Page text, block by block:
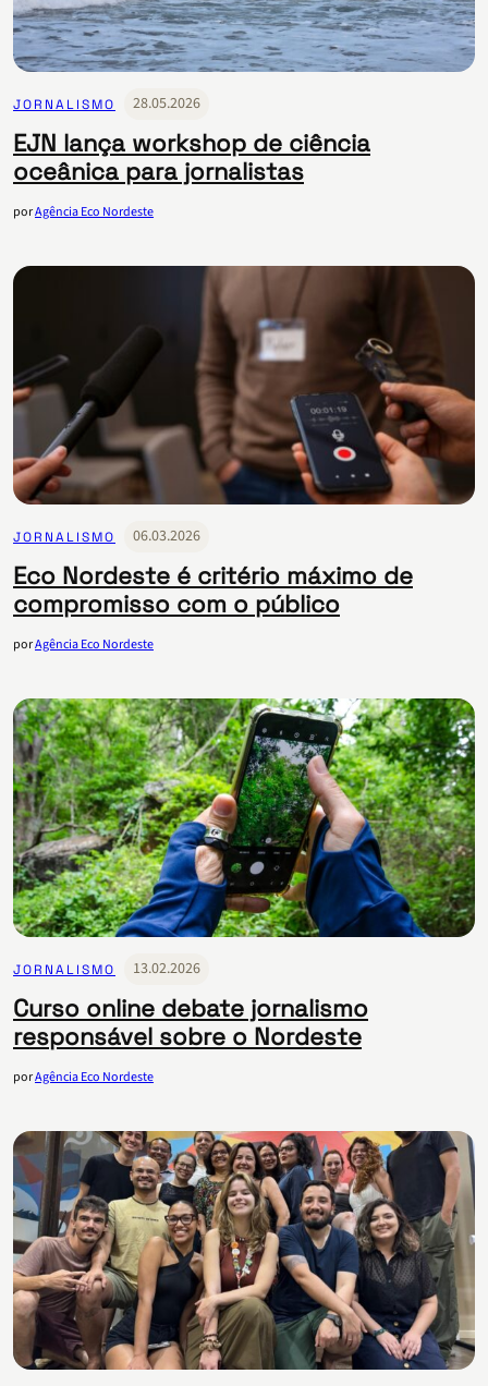
JORNALISMO 28.05.2026
EJN lança workshop de ciência
oceânica para jornalistas
porAgência Eco Nordeste
JORNALISMO 06.03.2026
Eco Nordeste é critério máximo de
compromisso com o público
porAgência Eco Nordeste
JORNALISMO 13.02.2026
Curso online debate jornalismo
responsável sobre o Nordeste
porAgência Eco Nordeste